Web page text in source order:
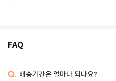
FAQ
Q. 배송기간은 얼마나 되나요?